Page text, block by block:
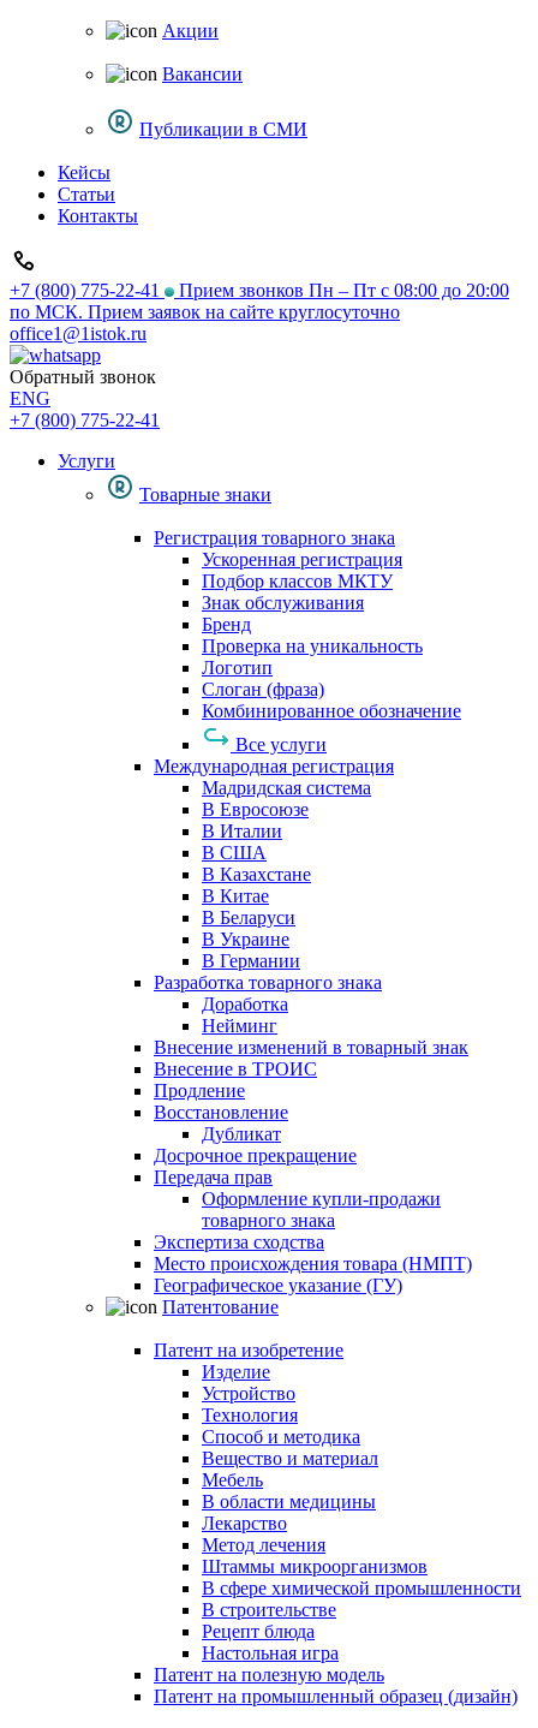
Акции
Вакансии
Публикации в СМИ
Кейсы
Статьи
Контакты
+7 (800) 775-22-41
Прием звонков Пн – Пт с 08:00 до 20:00
по МСК. Прием заявок на сайте круглосуточно
office1@1istok.ru
Обратный звонок
ENG
+7 (800) 775-22-41
Услуги
Товарные знаки
Регистрация товарного знака
Ускоренная регистрация
Подбор классов МКТУ
Знак обслуживания
Бренд
Проверка на уникальность
Логотип
Слоган (фраза)
Комбинированное обозначение
Все услуги
Международная регистрация
Мадридская система
В Евросоюзе
В Италии
В США
В Казахстане
В Китае
В Беларуси
В Украине
В Германии
Разработка товарного знака
Доработка
Нейминг
Внесение изменений в товарный знак
Внесение в ТРОИС
Продление
Восстановление
Дубликат
Досрочное прекращение
Передача прав
Оформление купли-продажи
товарного знака
Экспертиза сходства
Место происхождения товара (НМПТ)
Географическое указание (ГУ)
Патентование
Патент на изобретение
Изделие
Устройство
Технология
Способ и методика
Вещество и материал
Мебель
В области медицины
Лекарство
Метод лечения
Штаммы микроорганизмов
В сфере химической промышленности
В строительстве
Рецепт блюда
Настольная игра
Патент на полезную модель
Патент на промышленный образец (дизайн)